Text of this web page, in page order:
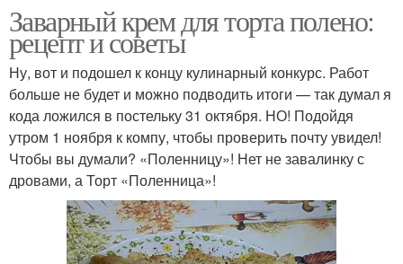
Заварный крем для торта полено:
рецепт и советы
Ну, вот и подошел к концу кулинарный конкурс. Работ
больше не будет и можно подводить итоги — так думал я
кода ложился в постельку 31 октября. НО! Подойдя
утром 1 ноября к компу, чтобы проверить почту увидел!
Чтобы вы думали? «Поленницу»! Нет не завалинку с
дровами, а Торт «Поленница»!